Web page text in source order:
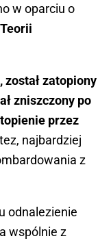
w oparciu o
Teorii
został zatopiony
zniszczony po
przez
najbardziej
z
odnalezienie
wspólnie z